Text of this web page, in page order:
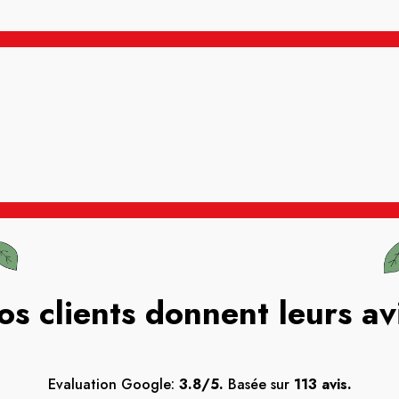
clients donnent leurs
Evaluation Google: 3.8/5. Basée sur 113 avis.